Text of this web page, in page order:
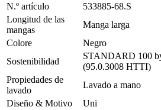
N.º artículo
533885-68.S
Longitud de las
mangas
Manga larga
Colore
Negro
Sostenibilidad
STANDARD 100
(95.0.3008 HTTI)
Propiedades de
lavado
Lavado a mano
Diseño & Motivo
Uni